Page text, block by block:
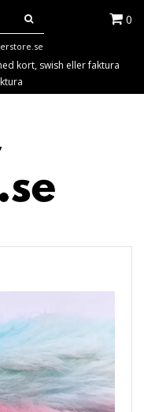
0
kort, swish eller faktura